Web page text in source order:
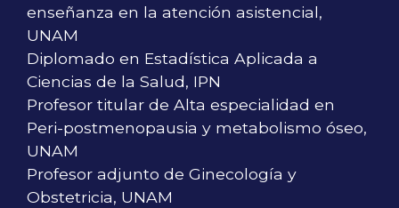
enseñanza en la atención asistencial,
UNAM
Diplomado en Estadística Aplicada a
Ciencias de la Salud, IPN
Profesor titular de Alta especialidad en
Peri-postmenopausia y metabolismo óseo,
UNAM
Profesor adjunto de Ginecología y
Obstetricia, UNAM